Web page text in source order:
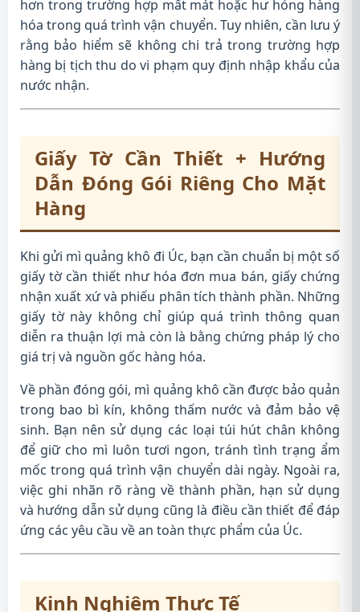
hơn trong trường hợp mất mát hoặc hư hỏng hàng
hóa trong quá trình vận chuyển. Tuy nhiên, cần lưu ý
rằng bảo hiểm sẽ không chi trả trong trường hợp
hàng bị tịch thu do vi phạm quy định nhập khẩu của
nước nhận.
Giấy Tờ Cần Thiết + Hướng
Dẫn Đóng Gói Riêng Cho Mặt
Hàng
Khi gửi mì quảng khô đi Úc, bạn cần chuẩn bị một số
giấy tờ cần thiết như hóa đơn mua bán, giấy chứng
nhận xuất xứ và phiếu phân tích thành phần. Những
giấy tờ này không chỉ giúp quá trình thông quan
diễn ra thuận lợi mà còn là bằng chứng pháp lý cho
giá trị và nguồn gốc hàng hóa.
Về phần đóng gói, mì quảng khô cần được bảo quản
trong bao bì kín, không thấm nước và đảm bảo vệ
sinh. Bạn nên sử dụng các loại túi hút chân không
để giữ cho mì luôn tươi ngon, tránh tình trạng ẩm
mốc trong quá trình vận chuyển dài ngày. Ngoài ra,
việc ghi nhãn rõ ràng về thành phần, hạn sử dụng
và hướng dẫn sử dụng cũng là điều cần thiết để đáp
ứng các yêu cầu về an toàn thực phẩm của Úc.
Kinh Nghiệm Thực Tế